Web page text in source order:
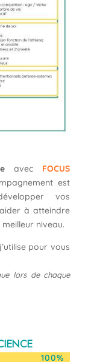
avec FOCUS
est
vos
à atteindre
niveau.
pour vous
lors de chaque
100%
100%